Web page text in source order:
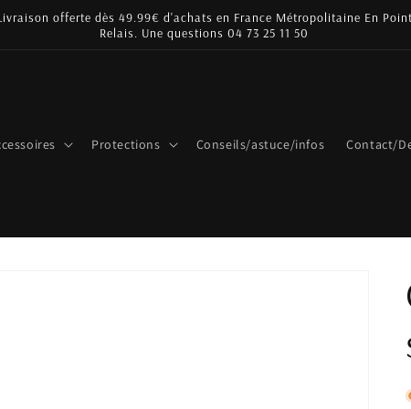
offerte dès 49.99€ d'achats en France Métropolitaine En Point
Relais. Une questions 04 73 25 11 50
Protections Conseils/astuce/infos Contact/